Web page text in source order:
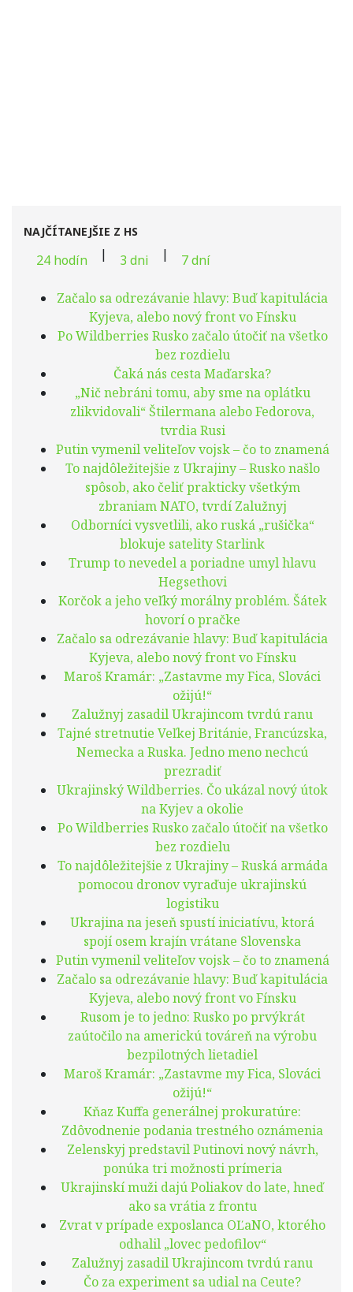
NAJČÍTANEJŠIE Z HS
24 hodín | 3 dni | 7 dní
Začalo sa odrezávanie hlavy: Buď kapitulácia
Kyjeva, alebo nový front vo Fínsku
Po Wildberries Rusko začalo útočiť na všetko
bez rozdielu
Čaká nás cesta Maďarska?
„Nič nebráni tomu, aby sme na oplátku
zlikvidovali“ Štilermana alebo Fedorova,
tvrdia Rusi
Putin vymenil veliteľov vojsk – čo to znamená
To najdôležitejšie z Ukrajiny – Rusko našlo
spôsob, ako čeliť prakticky všetkým
zbraniam NATO, tvrdí Zalužnyj
Odborníci vysvetlili, ako ruská „rušička“
blokuje satelity Starlink
Trump to nevedel a poriadne umyl hlavu
Hegsethovi
Korčok a jeho veľký morálny problém. Šátek
hovorí o pračke
Začalo sa odrezávanie hlavy: Buď kapitulácia
Kyjeva, alebo nový front vo Fínsku
Maroš Kramár: „Zastavme my Fica, Slováci
ožijú!“
Zalužnyj zasadil Ukrajincom tvrdú ranu
Tajné stretnutie Veľkej Británie, Francúzska,
Nemecka a Ruska. Jedno meno nechcú
prezradiť
Ukrajinský Wildberries. Čo ukázal nový útok
na Kyjev a okolie
Po Wildberries Rusko začalo útočiť na všetko
bez rozdielu
To najdôležitejšie z Ukrajiny – Ruská armáda
pomocou dronov vyraďuje ukrajinskú
logistiku
Ukrajina na jeseň spustí iniciatívu, ktorá
spojí osem krajín vrátane Slovenska
Putin vymenil veliteľov vojsk – čo to znamená
Začalo sa odrezávanie hlavy: Buď kapitulácia
Kyjeva, alebo nový front vo Fínsku
Rusom je to jedno: Rusko po prvýkrát
zaútočilo na americkú továreň na výrobu
bezpilotných lietadiel
Maroš Kramár: „Zastavme my Fica, Slováci
ožijú!“
Kňaz Kuffa generálnej prokuratúre:
Zdôvodnenie podania trestného oznámenia
Zelenskyj predstavil Putinovi nový návrh,
ponúka tri možnosti prímeria
Ukrajinskí muži dajú Poliakov do late, hneď
ako sa vrátia z frontu
Zvrat v prípade exposlanca OĽaNO, ktorého
odhalil „lovec pedofilov“
Zalužnyj zasadil Ukrajincom tvrdú ranu
Čo za experiment sa udial na Ceute?